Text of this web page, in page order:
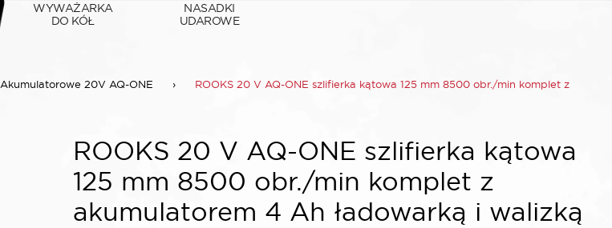
WYWAŻARKA
DO KÓŁ
NASADKI
UDAROWE
Akumulatorowe 20V AQ-ONE ›
ROOKS 20 V AQ-ONE szlifierka kątowa 125 mm 8500 obr./min komplet z
ROOKS 20 V AQ-ONE szlifierka kątowa
125 mm 8500 obr./min komplet z
akumulatorem 4 Ah ładowarką i walizką